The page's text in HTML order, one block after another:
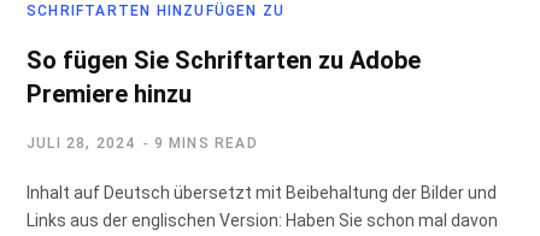
SCHRIFTARTEN HINZUFÜGEN ZU
So fügen Sie Schriftarten zu Adobe
Premiere hinzu
JULI 28, 2024 9 MINS READ
Inhalt auf Deutsch übersetzt mit Beibehaltung der Bilder und
Links aus der englischen Version: Haben Sie schon mal davon